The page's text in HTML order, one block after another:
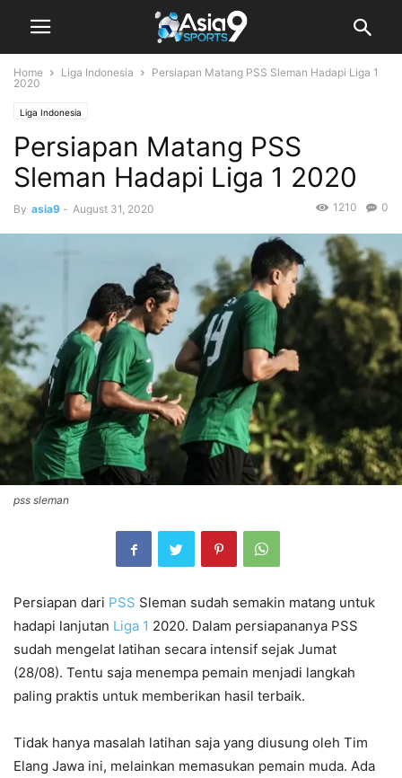
Home Liga Indonesia
Persiapan Matang PSS Sleman Hadapi Liga 1
2020
Liga Indonesia
Persiapan Matang PSS
Sleman Hadapi Liga 1 2020
By asia9 - August 31, 2020 0
1210
pss sleman
Persiapan dari PSS Sleman sudah semakin matang untuk
hadapi lanjutan Liga 1 2020. Dalam persiapananya PSS
sudah mengelat latihan secara intensif sejak Jumat
(28/08). Tentu saja menempa pemain menjadi langkah
paling praktis untuk memberikan hasil terbaik.
Tidak hanya masalah latihan saja yang diusung oleh Tim
Elang Jawa ini, melainkan memasukan pemain muda. Ada